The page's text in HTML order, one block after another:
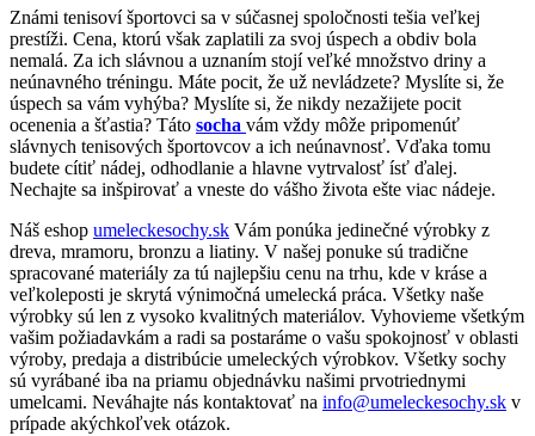
Známi tenisoví športovci sa v súčasnej spoločnosti tešia veľkej
prestíži. Cena, ktorú však zaplatili za svoj úspech a obdiv bola
nemalá. Za ich slávnou a uznaním stojí veľké množstvo driny a
neúnavného tréningu. Máte pocit, že už nevládzete? Myslíte si, že
úspech sa vám vyhýba? Myslíte si, že nikdy nezažijete pocit
ocenenia a šťastia? Táto socha vám vždy môže pripomenúť
slávnych tenisových športovcov a ich neúnavnosť. Vďaka tomu
budete cítiť nádej, odhodlanie a hlavne vytrvalosť ísť ďalej.
Nechajte sa inšpirovať a vneste do vášho života ešte viac nádeje.
Náš eshop umeleckesochy.sk Vám ponúka jedinečné výrobky z
dreva, mramoru, bronzu a liatiny. V našej ponuke sú tradične
spracované materiály za tú najlepšiu cenu na trhu, kde v kráse a
veľkoleposti je skrytá výnimočná umelecká práca. Všetky naše
výrobky sú len z vysoko kvalitných materiálov. Vyhovieme všetkým
vašim požiadavkám a radi sa postaráme o vašu spokojnosť v oblasti
výroby, predaja a distribúcie umeleckých výrobkov. Všetky sochy
sú vyrábané iba na priamu objednávku našimi prvotriednymi
umelcami. Neváhajte nás kontaktovať na info@umeleckesochy.sk v
prípade akýchkoľvek otázok.